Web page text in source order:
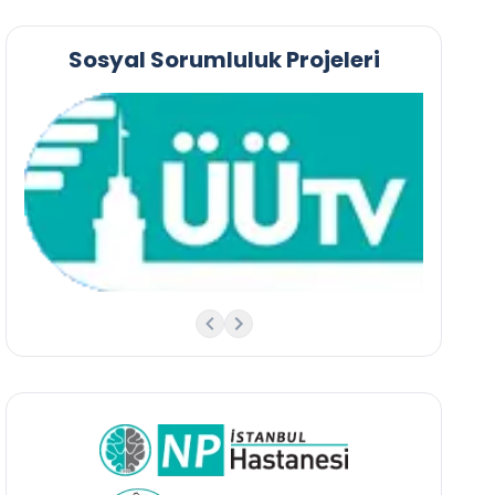
Sosyal Sorumluluk Projeleri